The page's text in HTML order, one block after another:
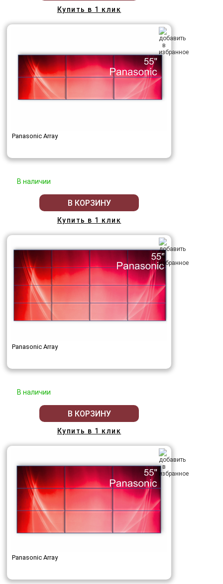
Купить в 1 клик
Panasonic Array
В наличии
В КОРЗИНУ
Купить в 1 клик
Panasonic Array
В наличии
В КОРЗИНУ
Купить в 1 клик
Panasonic Array